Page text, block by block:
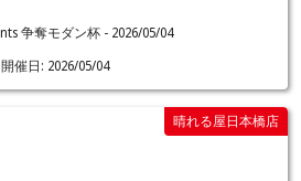
争奪モダン杯 - 2026/05/04
開催日: 2026/05/04
晴れる屋日本橋店